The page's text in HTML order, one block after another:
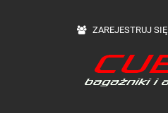
ZAREJESTRUJ SIĘ